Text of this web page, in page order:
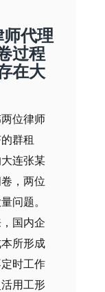
代理
过程
在大
位律师
群租
连张某
，两位
问题。
国内企
所形成
时工作
用工形